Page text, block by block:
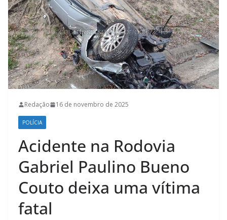
Redação 16 de novembro de 2025
POLÍCIA
Acidente na Rodovia
Gabriel Paulino Bueno
Couto deixa uma vítima
fatal